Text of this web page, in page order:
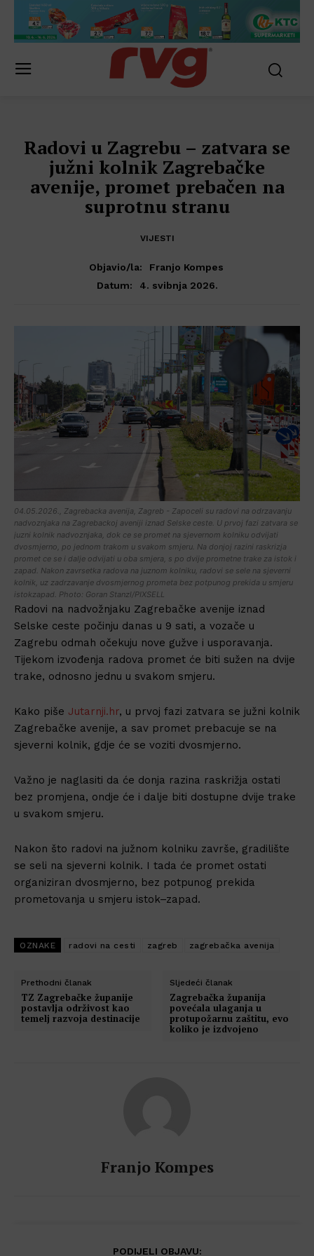
Radovi u Zagrebu – zatvara se
južni kolnik Zagrebačke
avenije, promet prebačen na
suprotnu stranu
VIJESTI
Objavio/la:
Franjo Kompes
Datum:
4. svibnja 2026.
04.05.2026., Zagrebacka avenija, Zagreb - Zapoceli su radovi na odrzavanju
nadvoznjaka na Zagrebackoj aveniji iznad Selske ceste. U prvoj fazi zatvara se
juzni kolnik nadvoznjaka, dok ce se promet na sjevernom kolniku odvijati
dvosmjerno, po jednom trakom u svakom smjeru. Na donjoj razini raskrizja
promet ce se i dalje odvijati u oba smjera, s po dvije prometne trake za istok i
zapad. Nakon zavrsetka radova na juznom kolniku, radovi se sele na sjeverni
kolnik, uz zadrzavanje dvosmjernog prometa bez potpunog prekida u smjeru
istokzapad. Photo: Goran Stanzl/PIXSELL
Radovi na nadvožnjaku Zagrebačke avenije iznad
Selske ceste počinju danas u 9 sati, a vozače u
Zagrebu odmah očekuju nove gužve i usporavanja.
Tijekom izvođenja radova promet će biti sužen na dvije
trake, odnosno jednu u svakom smjeru.
Kako piše Jutarnji.hr, u prvoj fazi zatvara se južni kolnik
Zagrebačke avenije, a sav promet prebacuje se na
sjeverni kolnik, gdje će se voziti dvosmjerno.
Važno je naglasiti da će donja razina raskrižja ostati
bez promjena, ondje će i dalje biti dostupne dvije trake
u svakom smjeru.
Nakon što radovi na južnom kolniku završe, gradilište
se seli na sjeverni kolnik. I tada će promet ostati
organiziran dvosmjerno, bez potpunog prekida
prometovanja u smjeru istok–zapad.
OZNAKE radovi na cesti zagreb zagrebačka avenija
Prethodni članak
TZ Zagrebačke županije
postavlja održivost kao
temelj razvoja destinacije
Sljedeći članak
Zagrebačka županija
povećala ulaganja u
protupožarnu zaštitu, evo
koliko je izdvojeno
Franjo Kompes
PODIJELI OBJAVU: